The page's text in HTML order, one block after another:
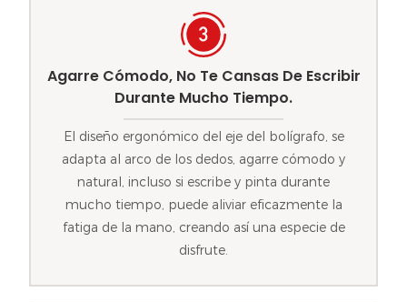
Agarre Cómodo, No Te Cansas De Escribir
Durante Mucho Tiempo.
El diseño ergonómico del eje del bolígrafo, se
adapta al arco de los dedos, agarre cómodo y
natural, incluso si escribe y pinta durante
mucho tiempo, puede aliviar eficazmente la
fatiga de la mano, creando así una especie de
disfrute.